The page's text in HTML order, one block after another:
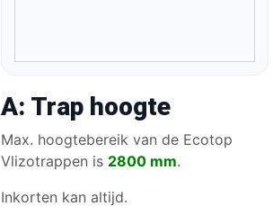
A: Trap hoogte
Max. hoogtebereik van de Ecotop
Vlizotrappen is 2800 mm.
Inkorten kan altijd.